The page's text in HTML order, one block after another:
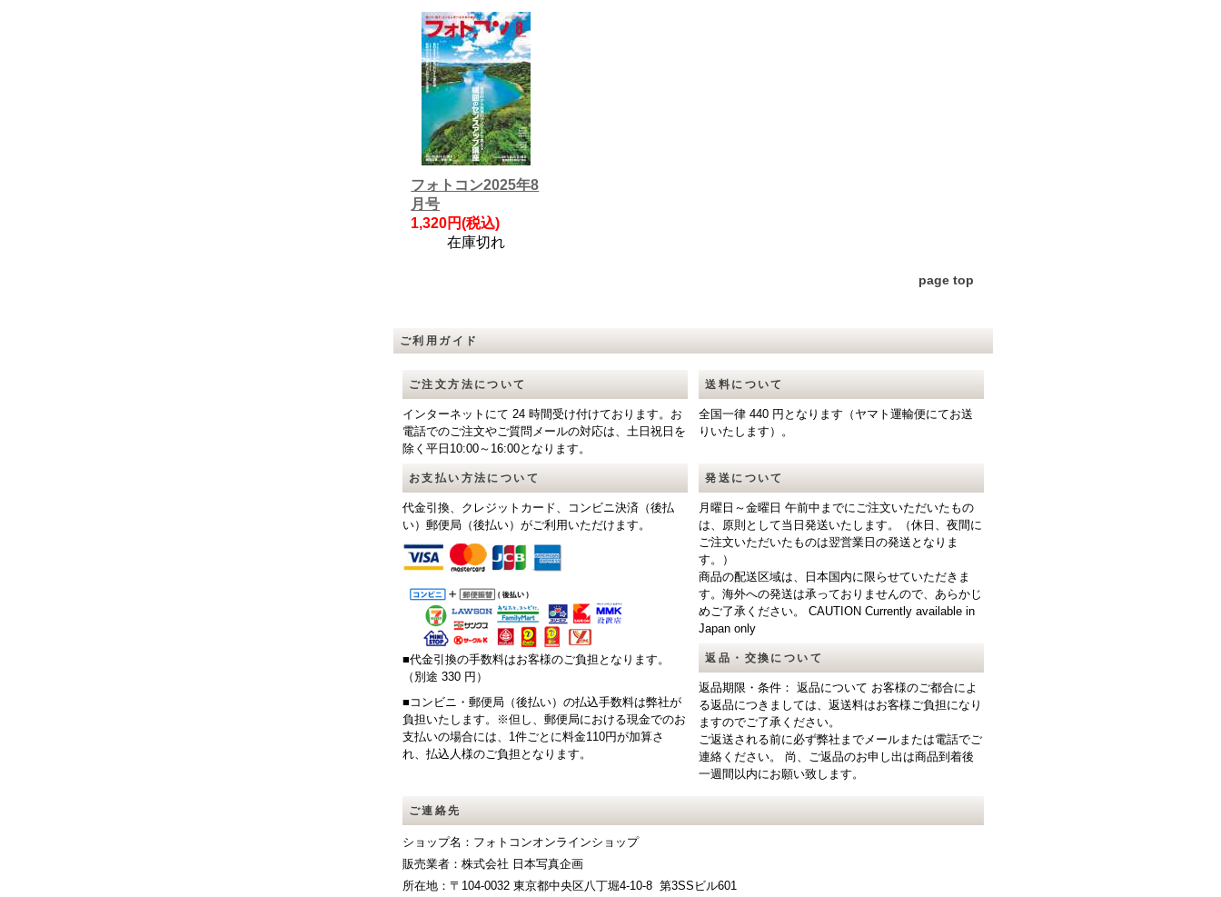
フォトコン2025年8
月号
1,320円(税込)
在庫切れ
page top
ご利用ガイド
ご注文方法について
インターネットにて 24 時間受け付けております。お
電話でのご注文やご質問メールの対応は、土日祝日を
除く平日10:00～16:00となります。
お支払い方法について
代金引換、クレジットカード、コンビニ決済（後払
い）郵便局（後払い）がご利用いただけます。
■代金引換の手数料はお客様のご負担となります。
（別途 330 円）
■コンビニ・郵便局（後払い）の払込手数料は弊社が
負担いたします。※但し、郵便局における現金でのお
支払いの場合には、1件ごとに料金110円が加算さ
れ、払込人様のご負担となります。
送料について
全国一律 440 円となります（ヤマト運輸便にてお送
りいたします）。
発送について
月曜日～金曜日 午前中までにご注文いただいたもの
は、原則として当日発送いたします。（休日、夜間に
ご注文いただいたものは翌営業日の発送となりま
す。）
商品の配送区域は、日本国内に限らせていただきま
す。海外への発送は承っておりませんので、あらかじ
めご了承ください。 CAUTION Currently available in
Japan only
返品・交換について
返品期限・条件： 返品について お客様のご都合によ
る返品につきましては、返送料はお客様ご負担になり
ますのでご了承ください。
ご返送される前に必ず弊社までメールまたは電話でご
連絡ください。 尚、ご返品のお申し出は商品到着後
一週間以内にお願い致します。
ご連絡先
ショップ名：フォトコンオンラインショップ
販売業者：株式会社 日本写真企画
所在地：〒104-0032 東京都中央区八丁堀4-10-8 第3SSビル601